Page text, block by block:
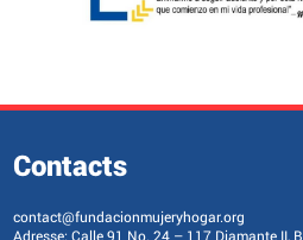
Contacts
contact@fundacionmujeryhogar.org
Adresse: Calle 91 No. 24 – 117 Diamante II,